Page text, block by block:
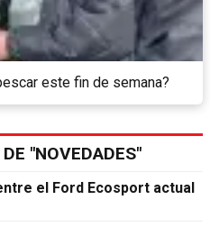
este fin de semana?
"NOVEDADES"
el Ford Ecosport actual